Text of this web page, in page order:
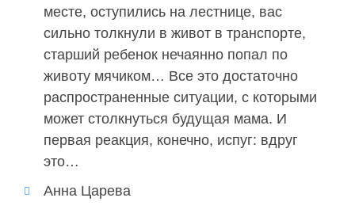
месте, оступились на лестнице, вас
сильно толкнули в живот в транспорте,
старший ребенок нечаянно попал по
животу мячиком… Все это достаточно
распространенные ситуации, с которыми
может столкнуться будущая мама. И
первая реакция, конечно, испуг: вдруг
это…
Анна Царева